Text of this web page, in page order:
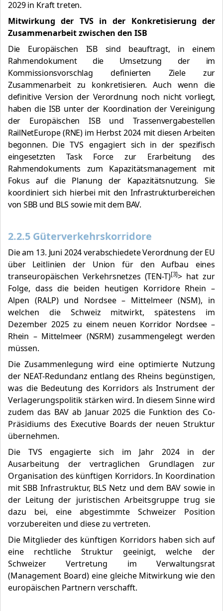
2029 in Kraft treten.
Mitwirkung der TVS in der Konkretisierung der
Zusammenarbeit zwischen den ISB
Die Europäischen ISB sind beauftragt, in einem
Rahmendokument die Umsetzung der im
Kommissionsvorschlag definierten Ziele zur
Zusammenarbeit zu konkretisieren. Auch wenn die
definitive Version der Verordnung noch nicht vorliegt,
haben die ISB unter der Koordination der Vereinigung
der Europäischen ISB und Trassenvergabestellen
RailNetEurope (RNE) im Herbst 2024 mit diesen Arbeiten
begonnen. Die TVS engagiert sich in der spezifisch
eingesetzten Task Force zur Erarbeitung des
Rahmendokuments zum Kapazitätsmanagement mit
Fokus auf die Planung der Kapazitätsnutzung. Sie
koordiniert sich hierbei mit den Infrastrukturbereichen
von SBB und BLS sowie mit dem BAV.
2.2.5 Güterverkehrskorridore
Die am 13. Juni 2024 verabschiedete Verordnung der EU
über Leitlinien der Union für den Aufbau eines
transeuropäischen Verkehrsnetzes (TEN-T)[3]> hat zur
Folge, dass die beiden heutigen Korridore Rhein –
Alpen (RALP) und Nordsee – Mittelmeer (NSM), in
welchen die Schweiz mitwirkt, spätestens im
Dezember 2025 zu einem neuen Korridor Nordsee –
Rhein – Mittelmeer (NSRM) zusammengelegt werden
müssen.
Die Zusammenlegung wird eine optimierte Nutzung
der NEAT-Redundanz entlang des Rheins begünstigen,
was die Bedeutung des Korridors als Instrument der
Verlagerungspolitik stärken wird. In diesem Sinne wird
zudem das BAV ab Januar 2025 die Funktion des Co-
Präsidiums des Executive Boards der neuen Struktur
übernehmen.
Die TVS engagierte sich im Jahr 2024 in der
Ausarbeitung der vertraglichen Grundlagen zur
Organisation des künftigen Korridors. In Koordination
mit SBB Infrastruktur, BLS Netz und dem BAV sowie in
der Leitung der juristischen Arbeitsgruppe trug sie
dazu bei, eine abgestimmte Schweizer Position
vorzubereiten und diese zu vertreten.
Die Mitglieder des künftigen Korridors haben sich auf
eine rechtliche Struktur geeinigt, welche der
Schweizer Vertretung im Verwaltungsrat
(Management Board) eine gleiche Mitwirkung wie den
europäischen Partnern verschafft.